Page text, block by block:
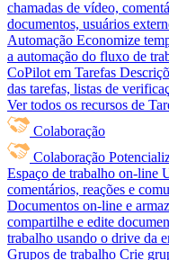
chamadas de vídeo,
documentos, usuários
Automação Economize
a automação do fluxo de
CoPilot em Tarefas
das tarefas, listas de
Ver todos os recursos de
Colaboração
Colaboração
Espaço de trabalho on-line
comentários, reações e
Documentos on-line e
compartilhe e edite
trabalho usando o drive da
Grupos de trabalho Crie